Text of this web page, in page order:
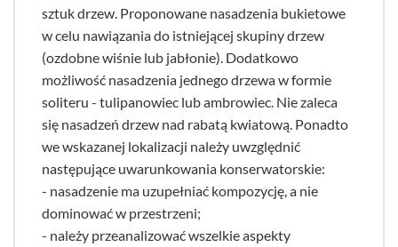
sztuk drzew. Proponowane nasadzenia bukietowe
w celu nawiązania do istniejącej skupiny drzew
(ozdobne wiśnie lub jabłonie). Dodatkowo
możliwość nasadzenia jednego drzewa w formie
soliteru - tulipanowiec lub ambrowiec. Nie zaleca
się nasadzeń drzew nad rabatą kwiatową. Ponadto
we wskazanej lokalizacji należy uwzględnić
następujące uwarunkowania konserwatorskie:
- nasadzenie ma uzupełniać kompozycję, a nie
dominować w przestrzeni;
- należy przeanalizować wszelkie aspekty